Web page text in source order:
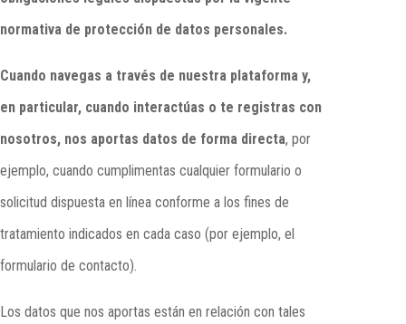
normativa de protección de datos personales.
Cuando navegas a través de nuestra plataforma y,
en particular, cuando interactúas o te registras con
nosotros, nos aportas datos de forma directa, por
ejemplo, cuando cumplimentas cualquier formulario o
solicitud dispuesta en línea conforme a los fines de
tratamiento indicados en cada caso (por ejemplo, el
formulario de contacto).
Los datos que nos aportas están en relación con tales